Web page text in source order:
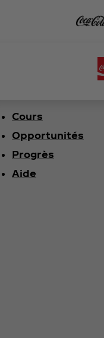
Cours
Opportunités
Progrès
Aide